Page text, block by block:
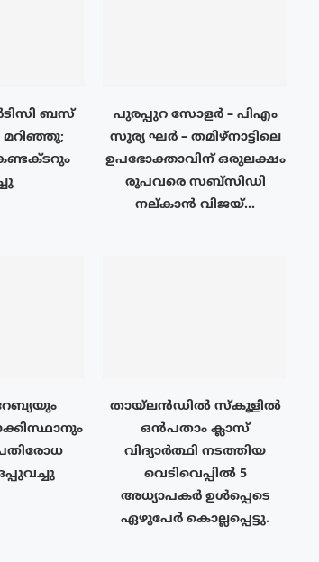
ബസ്
മറിഞ്ഞു;
പുരപ്പുറ സോളർ – പിഎം
സൂര്യ ഘർ – തമിഴ്നാട്ടിലെ
ഉപഭോക്താവിന് ഒരുലക്ഷം
രൂപവരെ സബ്സിഡി
നല്കാൻ വിജയ്...
തായ്‌ലൻഡിൽ സ്കൂളിൽ
ഒൻപതാം ക്ലാസ്
വിദ്യാർത്ഥി നടത്തിയ
വെടിവെപ്പിൽ 5
അധ്യാപകർ ഉൾപ്പെടെ
ഏഴുപേർ കൊല്ലപ്പെട്ടു.